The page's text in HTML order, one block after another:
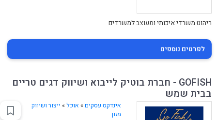
ריהוט משרדי איכותי ומעוצב למשרדים
לפרטים נוספים
GOFISH - חברת בוטיק לייבוא ושיווק דגים טריים
בבית שמש
אינדקס עסקים » אוכל» ייצור ושיווק
מזון